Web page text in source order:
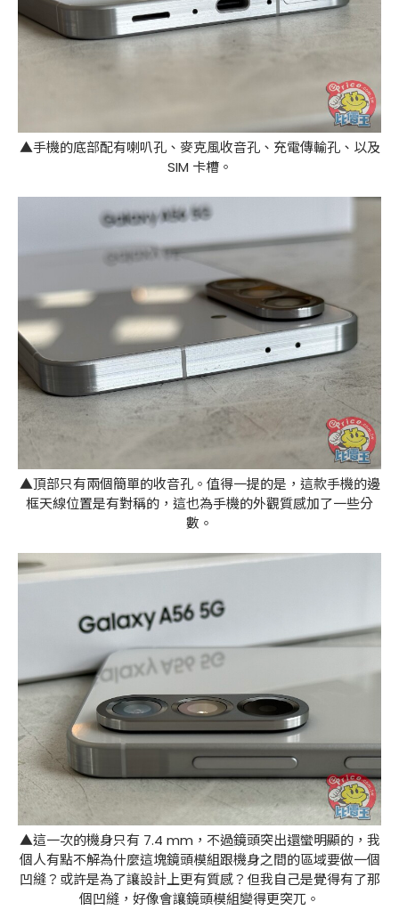
▲手機的底部配有喇叭孔、麥克風收音孔、充電傳輸孔、以及
SIM 卡槽。
▲頂部只有兩個簡單的收音孔。值得一提的是，這款手機的邊
框天線位置是有對稱的，這也為手機的外觀質感加了一些分
數。
▲這一次的機身只有 7.4 mm，不過鏡頭突出還蠻明顯的，我
個人有點不解為什麼這塊鏡頭模組跟機身之間的區域要做一個
凹縫？或許是為了讓設計上更有質感？但我自己是覺得有了那
個凹縫，好像會讓鏡頭模組變得更突兀。